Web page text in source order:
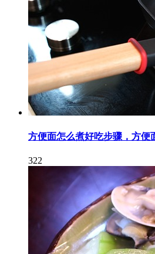
方便面怎么煮好吃步骤，方便
322